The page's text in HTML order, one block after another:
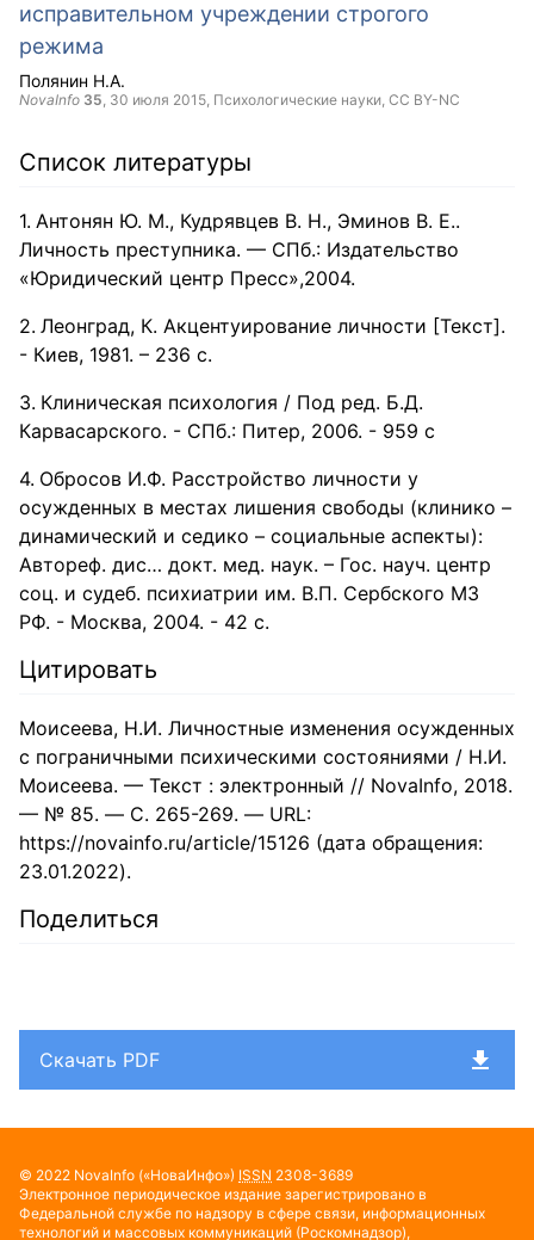
исправительном учреждении строгого
режима
Полянин Н.А.
NovaInfo 35, 30 июля 2015, Психологические науки, CC BY-NC
Список литературы
Антонян Ю. М., Кудрявцев В. Н., Эминов В. Е..
Личность преступника. — СПб.: Издательство
«Юридический центр Пресс»,2004.
Леонград, К. Акцентуирование личности [Текст].
- Киев, 1981. – 236 с.
Клиническая психология / Под ред. Б.Д.
Карвасарского. - СПб.: Питер, 2006. - 959 с
Обросов И.Ф. Расстройство личности у
осужденных в местах лишения свободы (клинико –
динамический и седико – социальные аспекты):
Автореф. дис… докт. мед. наук. – Гос. науч. центр
соц. и судеб. психиатрии им. В.П. Сербского МЗ
РФ. - Москва, 2004. - 42 с.
Цитировать
Моисеева, Н.И. Личностные изменения осужденных
с пограничными психическими состояниями / Н.И.
Моисеева. — Текст : электронный // NovaInfo, 2018.
— № 85. — С. 265-269. — URL:
https://novainfo.ru/article/15126 (дата обращения:
23.01.2022).
Поделиться
Скачать PDF
© 2022 NovaInfo («НоваИнфо») ISSN 2308-3689
Электронное периодическое издание зарегистрировано в
Федеральной службе по надзору в сфере связи, информационных
технологий и массовых коммуникаций (Роскомнадзор),